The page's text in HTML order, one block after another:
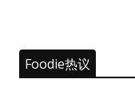
Foodie热议